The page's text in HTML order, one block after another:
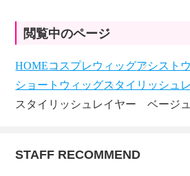
閲覧中のページ
HOMEコスプレウィッグアシスト
ショートウィッグスタイリッシュ
スタイリッシュレイヤー ベージ
STAFF RECOMMEND